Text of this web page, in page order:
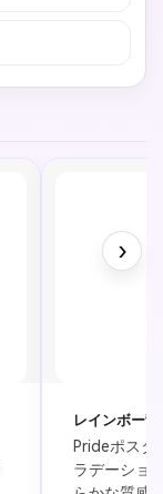
レインボー
Prideポスタ
ラデーショ
›